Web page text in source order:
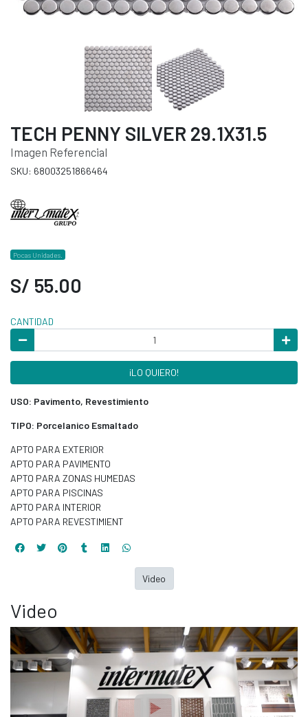
TECH PENNY SILVER 29.1X31.5
Imagen Referencial
SKU: 68003251866464
Pocas Unidades.
S/ 55.00
CANTIDAD
¡LO QUIERO!
USO: Pavimento, Revestimiento
TIPO: Porcelanico Esmaltado
APTO PARA EXTERIOR
APTO PARA PAVIMENTO
APTO PARA ZONAS HUMEDAS
APTO PARA PISCINAS
APTO PARA INTERIOR
APTO PARA REVESTIMIENT
Video
Video